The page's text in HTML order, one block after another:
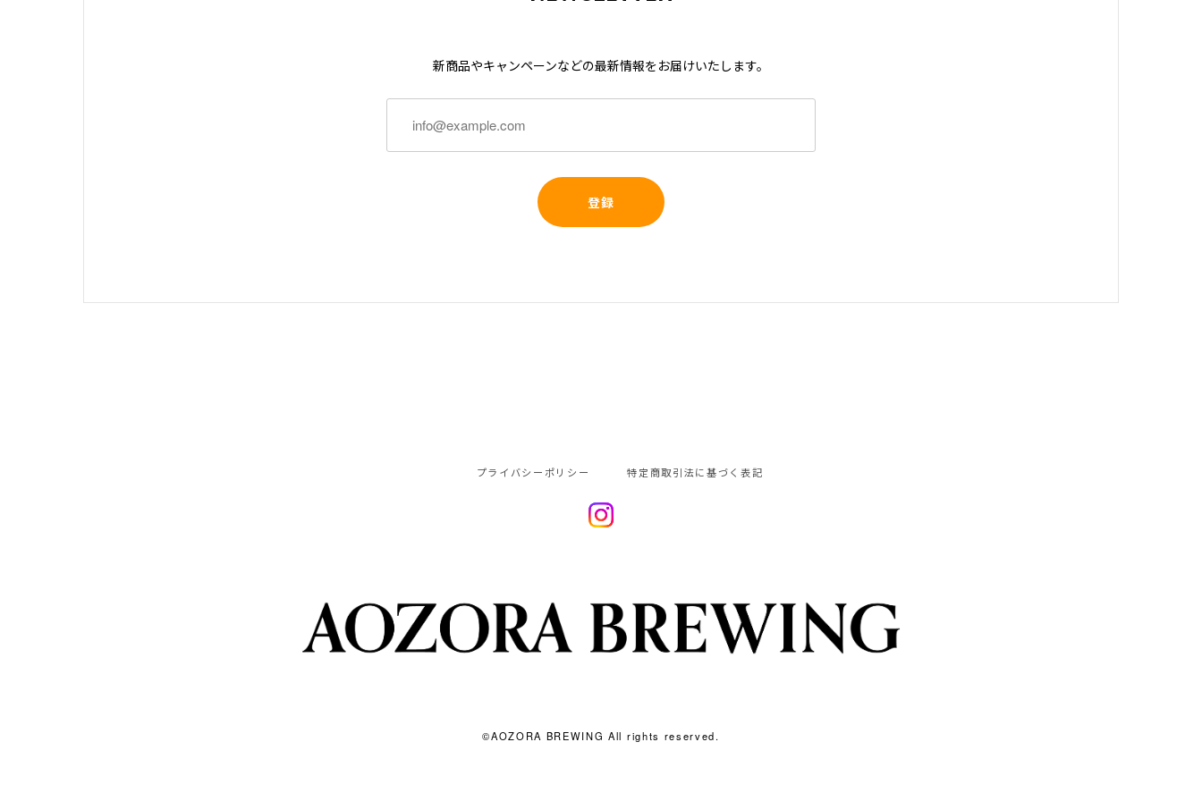
新商品やキャンペーンなどの最新情報をお届けいたします。
登録
プライバシーポリシー 特定商取引法に基づく表記
©︎AOZORA BREWING All rights reserved.